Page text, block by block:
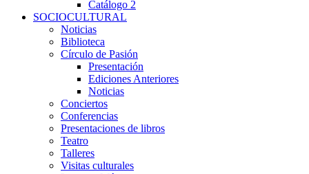
Catálogo 2
SOCIOCULTURAL
Noticias
Biblioteca
Círculo de Pasión
Presentación
Ediciones Anteriores
Noticias
Conciertos
Conferencias
Presentaciones de libros
Teatro
Talleres
Visitas culturales